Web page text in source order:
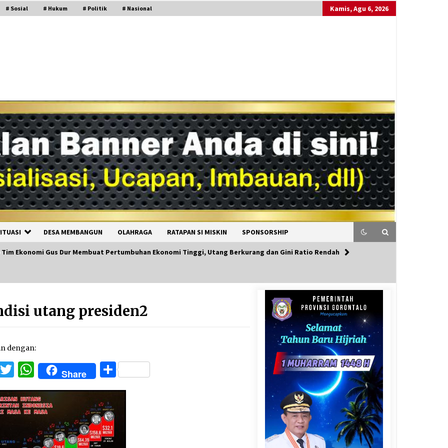
# Sosial # Hukum # Politik # Nasional Kamis, Agu 6, 2026
DESA MEMBANGUN OLAHRAGA RATAPAN SI MISKIN SPONSORSHIP
Tim Ekonomi Gus Dur Membuat Pertumbuhan Ekonomi Tinggi, Utang Berkurang dan Gini Ratio Rendah
utang presiden2
dengan:
Twitter
WhatsApp
Share Share